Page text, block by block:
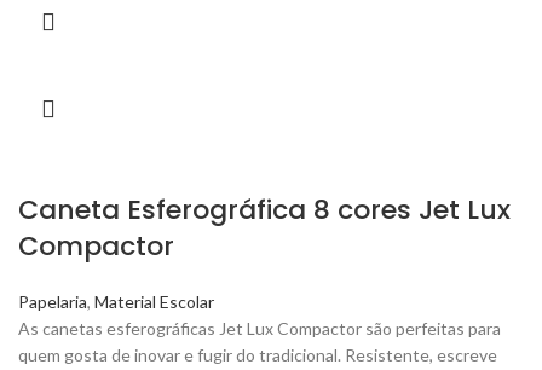
Caneta Esferográfica 8 cores Jet Lux
Compactor
Papelaria, Material Escolar
As canetas esferográficas Jet Lux Compactor são perfeitas para
quem gosta de inovar e fugir do tradicional. Resistente, escreve